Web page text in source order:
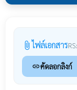
attach_file ไฟล์เอกสาร
linkคัดลอกลิงก์